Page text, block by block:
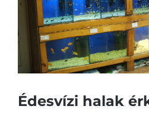
Édesvízi halak